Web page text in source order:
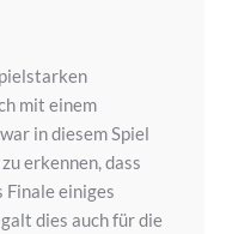
mit einem
in diesem Spiel
erkennen, dass
Finale einiges
dies auch für die